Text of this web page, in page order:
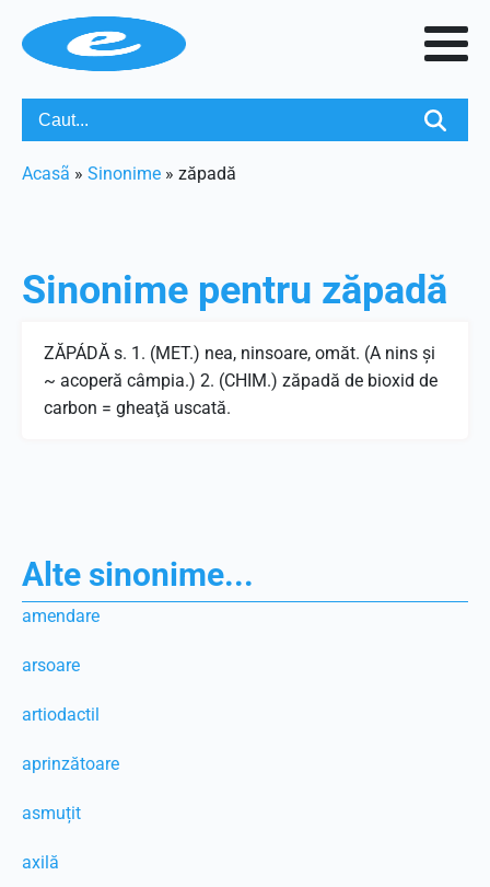
Acasã » Sinonime » zăpadă
Sinonime pentru zăpadă
ZĂPÁDĂ s. 1. (MET.) nea, ninsoare, omăt. (A nins şi
~ acoperă câmpia.) 2. (CHIM.) zăpadă de bioxid de
carbon = gheaţă uscată.
Alte sinonime...
amendare
arsoare
artiodactil
aprinzătoare
asmuțit
axilă